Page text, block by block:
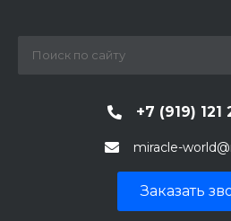
+7 (919) 121
miracle-
Заказать